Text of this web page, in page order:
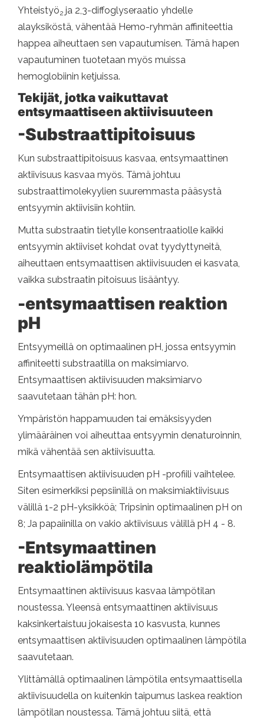
Yhteistyö2ja 2,3-diffoglyseraatio yhdelle
alayksiköstä, vähentää Hemo-ryhmän affiniteettia
happea aiheuttaen sen vapautumisen. Tämä hapen
vapautuminen tuotetaan myös muissa
hemoglobiinin ketjuissa.
Tekijät, jotka vaikuttavat
entsymaattiseen aktiivisuuteen
-Substraattipitoisuus
Kun substraattipitoisuus kasvaa, entsymaattinen
aktiivisuus kasvaa myös. Tämä johtuu
substraattimolekyylien suuremmasta pääsystä
entsyymin aktiivisiin kohtiin.
Mutta substraatin tietylle konsentraatiolle kaikki
entsyymin aktiiviset kohdat ovat tyydyttyneitä,
aiheuttaen entsymaattisen aktiivisuuden ei kasvata,
vaikka substraatin pitoisuus lisääntyy.
-entsymaattisen reaktion
pH
Entsyymeillä on optimaalinen pH, jossa entsyymin
affiniteetti substraatilla on maksimiarvo.
Entsymaattisen aktiivisuuden maksimiarvo
saavutetaan tähän pH: hon.
Ympäristön happamuuden tai emäksisyyden
ylimääräinen voi aiheuttaa entsyymin denaturoinnin,
mikä vähentää sen aktiivisuutta.
Entsymaattisen aktiivisuuden pH -profiili vaihtelee.
Siten esimerkiksi pepsiinillä on maksimiaktiivisuus
välillä 1-2 pH-yksikköä; Tripsinin optimaalinen pH on
8; Ja papaiinilla on vakio aktiivisuus välillä pH 4 - 8.
-Entsymaattinen
reaktiolämpötila
Entsymaattinen aktiivisuus kasvaa lämpötilan
noustessa. Yleensä entsymaattinen aktiivisuus
kaksinkertaistuu jokaisesta 10 kasvusta, kunnes
entsymaattisen aktiivisuuden optimaalinen lämpötila
saavutetaan.
Ylittämällä optimaalinen lämpötila entsymaattisella
aktiivisuudella on kuitenkin taipumus laskea reaktion
lämpötilan noustessa. Tämä johtuu siitä, että